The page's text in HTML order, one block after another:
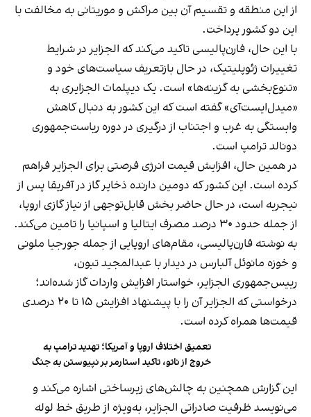
از این منطقه و تقسیم آن بین مراکش و موریتانی به مخالفت با
این دو کشور پرداخت.
با این حال، فارن‌پالیسی تاکید می‌کند که الجزایر در شرایط
تغییرات ژئوپلیتیک، در حال بازتعریف سیاست‌های خود و
«تنوع‌بخشی به گزینه‌ها» است. یک دیپلمات الجزایری به
«میدل‌ایست‌آی» گفته است که این کشور به دنبال کاهش
وابستگی به غرب و اجتناب از درگیری در دوره ریاست‌جمهوری
دونالد ترامپ است.
در همین حال، افزایش قیمت انرژی فرصتی برای الجزایر فراهم
کرده است. این کشور که دومین دارنده ذخایر گاز در آفریقا پس از
نیجریه است، در حال حاضر بخش قابل‌توجهی از نیاز گازی اروپا،
از جمله حدود ۳۰ درصد مصرف ایتالیا و اسپانیا را تامین می‌کند.
به نوشته فارن‌پالیسی، مقام‌های اروپایی از جمله جورجیا ملونی
و خوزه مانوئل آلبارس در دیدار با عبدالمجید تبون،
رییس‌جمهوری الجزایر، خواستار افزایش واردات گاز شده‌اند؛
درخواستی که الجزایر آن را با پیشنهاد افزایش ۱۵ تا ۲۰ درصدی
قیمت‌ها همراه کرده است.
تعمیق اختلاف اروپا و آمریکا؛ تهدید ترامپ به
خروج از ناتو، تاکید استارمر بر نپیوستن به جنگ
این گزارش همچنین به چالش‌های زیرساختی اشاره می‌کند و
می‌نویسد ظرفیت صادراتی الجزایر، به‌ویژه از طریق خط لوله